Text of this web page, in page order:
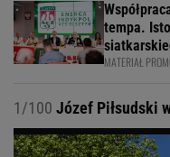
tempa.
MATERIAŁ
1/100 Józef Piłsudski